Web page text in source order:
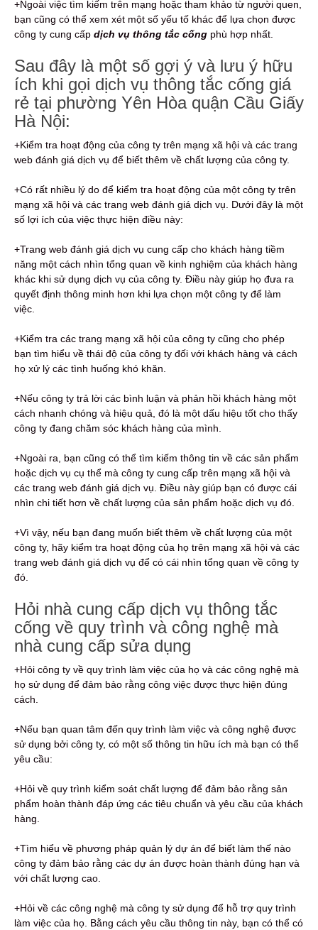
+Ngoài việc tìm kiếm trên mạng hoặc tham khảo từ người quen,
bạn cũng có thể xem xét một số yếu tố khác để lựa chọn được
công ty cung cấp dịch vụ thông tắc cống phù hợp nhất.
Sau đây là một số gợi ý và lưu ý hữu
ích khi gọi dịch vụ thông tắc cống giá
rẻ tại phường Yên Hòa quận Cầu Giấy
Hà Nội:
+Kiểm tra hoạt động của công ty trên mạng xã hội và các trang
web đánh giá dịch vụ để biết thêm về chất lượng của công ty.
+Có rất nhiều lý do để kiểm tra hoạt động của một công ty trên
mạng xã hội và các trang web đánh giá dịch vụ. Dưới đây là một
số lợi ích của việc thực hiện điều này:
+Trang web đánh giá dịch vụ cung cấp cho khách hàng tiềm
năng một cách nhìn tổng quan về kinh nghiệm của khách hàng
khác khi sử dụng dịch vụ của công ty. Điều này giúp họ đưa ra
quyết định thông minh hơn khi lựa chọn một công ty để làm
việc.
+Kiểm tra các trang mạng xã hội của công ty cũng cho phép
bạn tìm hiểu về thái độ của công ty đối với khách hàng và cách
họ xử lý các tình huống khó khăn.
+Nếu công ty trả lời các bình luận và phản hồi khách hàng một
cách nhanh chóng và hiệu quả, đó là một dấu hiệu tốt cho thấy
công ty đang chăm sóc khách hàng của mình.
+Ngoài ra, bạn cũng có thể tìm kiếm thông tin về các sản phẩm
hoặc dịch vụ cụ thể mà công ty cung cấp trên mạng xã hội và
các trang web đánh giá dịch vụ. Điều này giúp bạn có được cái
nhìn chi tiết hơn về chất lượng của sản phẩm hoặc dịch vụ đó.
+Vì vậy, nếu bạn đang muốn biết thêm về chất lượng của một
công ty, hãy kiểm tra hoạt động của họ trên mạng xã hội và các
trang web đánh giá dịch vụ để có cái nhìn tổng quan về công ty
đó.
Hỏi nhà cung cấp dịch vụ thông tắc
cống về quy trình và công nghệ mà
nhà cung cấp sửa dụng
+Hỏi công ty về quy trình làm việc của họ và các công nghệ mà
họ sử dụng để đảm bảo rằng công việc được thực hiện đúng
cách.
+Nếu bạn quan tâm đến quy trình làm việc và công nghệ được
sử dụng bởi công ty, có một số thông tin hữu ích mà bạn có thể
yêu cầu:
+Hỏi về quy trình kiểm soát chất lượng để đảm bảo rằng sản
phẩm hoàn thành đáp ứng các tiêu chuẩn và yêu cầu của khách
hàng.
+Tìm hiểu về phương pháp quản lý dự án để biết làm thế nào
công ty đảm bảo rằng các dự án được hoàn thành đúng hạn và
với chất lượng cao.
+Hỏi về các công nghệ mà công ty sử dụng để hỗ trợ quy trình
làm việc của họ. Bằng cách yêu cầu thông tin này, bạn có thể có